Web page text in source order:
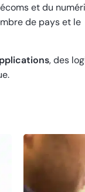
et du
de pays et le
, des